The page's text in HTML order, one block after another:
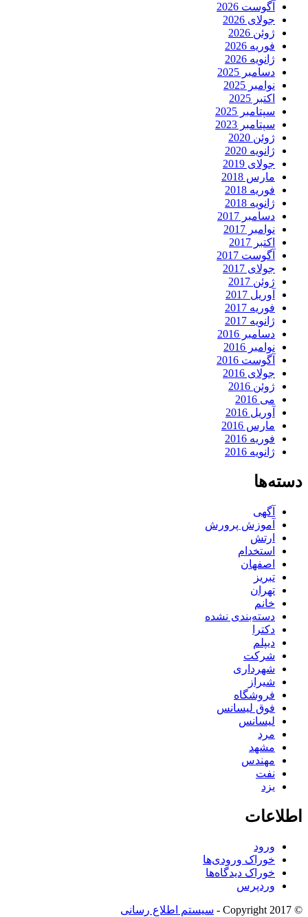
آگوست 2026
جولای 2026
ژوئن 2026
فوریه 2026
ژانویه 2026
دسامبر 2025
نوامبر 2025
اکتبر 2025
سپتامبر 2025
سپتامبر 2023
ژوئن 2020
ژانویه 2020
جولای 2019
مارس 2018
فوریه 2018
ژانویه 2018
دسامبر 2017
نوامبر 2017
اکتبر 2017
آگوست 2017
جولای 2017
ژوئن 2017
آوریل 2017
فوریه 2017
ژانویه 2017
دسامبر 2016
نوامبر 2016
آگوست 2016
جولای 2016
ژوئن 2016
می 2016
آوریل 2016
مارس 2016
فوریه 2016
ژانویه 2016
دسته‌ها
آگهی
آموزش پرورش
ارتش
استخدام
اصفهان
تبریز
تهران
خانم
دسته‌بندی نشده
دکترا
دیپلم
شرکت
شهرداری
شیراز
فروشگاه
فوق لیسانس
لیسانس
مرد
مشهد
مهندس
نفت
یزد
اطلاعات
ورود
خوراک ورودی‌ها
خوراک دیدگاه‌ها
وردپرس
© Copyright 2017 - سیستم اطلاع رسانی